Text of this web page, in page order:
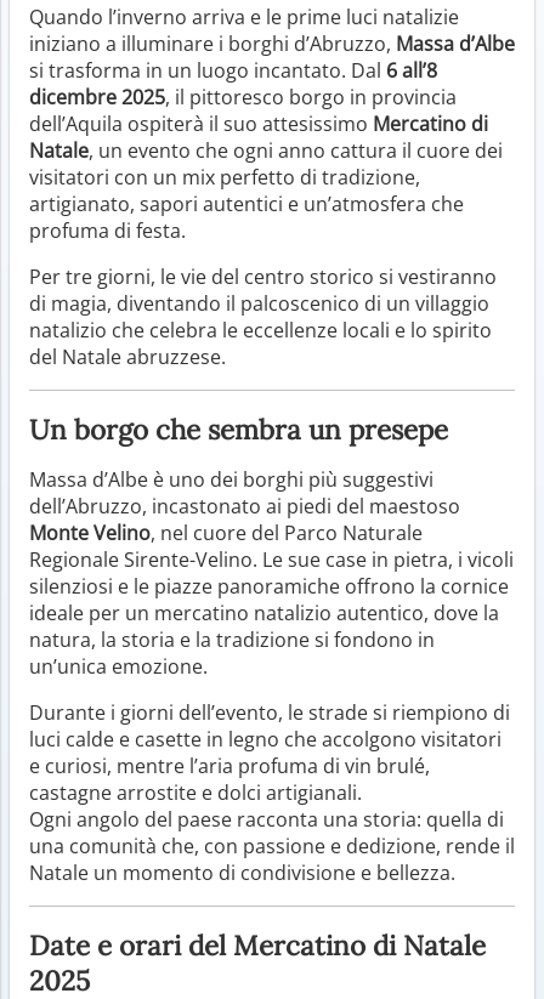
Quando l’inverno arriva e le prime luci natalizie
iniziano a illuminare i borghi d’Abruzzo, Massa d’Albe
si trasforma in un luogo incantato. Dal 6 all’8
dicembre 2025, il pittoresco borgo in provincia
dell’Aquila ospiterà il suo attesissimo Mercatino di
Natale, un evento che ogni anno cattura il cuore dei
visitatori con un mix perfetto di tradizione,
artigianato, sapori autentici e un’atmosfera che
profuma di festa.
Per tre giorni, le vie del centro storico si vestiranno
di magia, diventando il palcoscenico di un villaggio
natalizio che celebra le eccellenze locali e lo spirito
del Natale abruzzese.
Un borgo che sembra un presepe
Massa d’Albe è uno dei borghi più suggestivi
dell’Abruzzo, incastonato ai piedi del maestoso
Monte Velino, nel cuore del Parco Naturale
Regionale Sirente-Velino. Le sue case in pietra, i vicoli
silenziosi e le piazze panoramiche offrono la cornice
ideale per un mercatino natalizio autentico, dove la
natura, la storia e la tradizione si fondono in
un’unica emozione.
Durante i giorni dell’evento, le strade si riempiono di
luci calde e casette in legno che accolgono visitatori
e curiosi, mentre l’aria profuma di vin brulé,
castagne arrostite e dolci artigianali.
Ogni angolo del paese racconta una storia: quella di
una comunità che, con passione e dedizione, rende il
Natale un momento di condivisione e bellezza.
Date e orari del Mercatino di Natale
2025